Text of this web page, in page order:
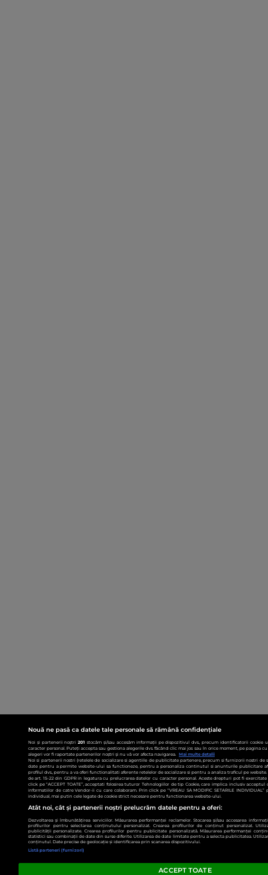
Nouă ne pasă ca datele tale personale să rămână confidențiale
Noi și partenerii noștri201 stocăm și/sau accesăm informații pe dispozitivul dvs., precum identificatorii
caracter personal. Puteți accepta sau gestiona alegerile dvs. făcând clic mai jos sau în orice moment, pe pagina
alegeri vor fi raportate partenerilor noștri și nu vă vor afecta navigarea.
Mai multe detalii
Noi si partenerii nostri (retelele de socializare si agentiile de publicitate partenere, precum si furnizorii nostri de
date pentru a permite website-ului sa functioneze, pentru a personaliza continutul si anunturile publicitare
profilul dvs., pentru a va oferi functionalitati aferente retelelor de socializare si pentru a analiza traficul pe
de art. 15-22 din GDPR in legatura cu prelucrarea datelor cu caracter personal. Aceste drepturi pot fi
click pe “ACCEPT TOATE”, acceptati folosirea tuturor Tehnologiilor de tip Cookie, care implica inclusiv acceptul
informatiilor de catre Vendor-ii cu care colaboram. Prin click pe “VREAU SA MODIFIC SETARILE
individual, mai putin cele legate de cookie strict necesare pentru functionarea website-ului.
Atât noi, cât și partenerii noștri prelucrăm datele pentru a oferi:
Dezvoltarea și îmbunătățirea serviciilor. Măsurarea performanței reclamelor. Stocarea și/sau accesarea
profilurilor pentru selectarea conținutului personalizat. Crearea profilurilor de conținut personalizat.
publicității personalizate. Crearea profilurilor pentru publicitate personalizată. Măsurarea performanței
statistici sau combinații de date din surse diferite. Utilizarea de date limitate pentru a selecta publicitatea.
conținutul. Date precise de geolocație și identificarea prin scanarea dispozitivului.
Listă parteneri (furnizori)
ACCEPT TOATE